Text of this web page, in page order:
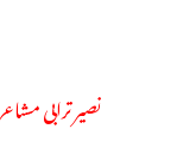
نصیر ترابی